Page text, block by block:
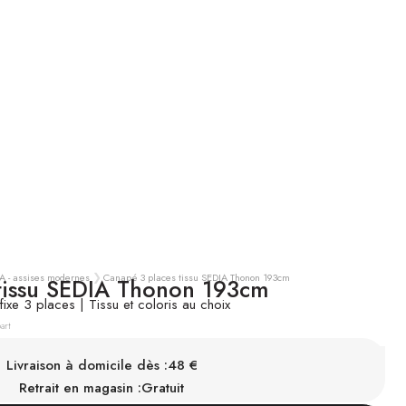
- assises modernes Canapé 3 places tissu SEDIA Thonon 193cm
SEDIA Thonon 193cm
3 places | Tissu et coloris au choix
SUR COMMANDE
Chez vous sous 15 à 25 semaines
Livraison à domicile dès :48 €
Retrait en magasin :Gratuit